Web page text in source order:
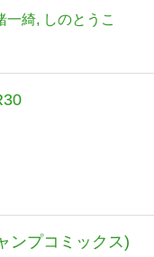
一綺 しのとうこ
ンプコミックス)